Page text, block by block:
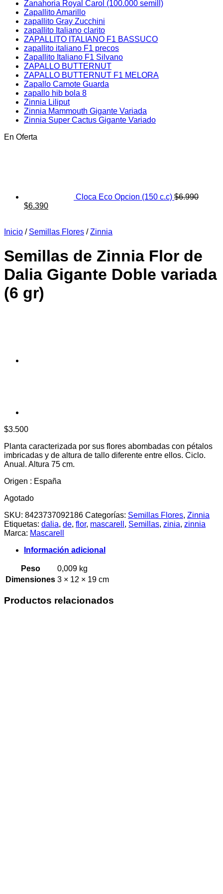
Zanahoria Royal Carol (100.000 semill)
Zapallito Amarillo
zapallito Gray Zucchini
zapallito Italiano clarito
ZAPALLITO ITALIANO F1 BASSUCO
zapallito italiano F1 precos
Zapallito Italiano F1 Silvano
ZAPALLO BUTTERNUT
ZAPALLO BUTTERNUT F1 MELORA
Zapallo Camote Guarda
zapallo hib bola 8
Zinnia Liliput
Zinnia Mammouth Gigante Variada
Zinnia Super Cactus Gigante Variado
En Oferta
Cloca Eco Opcion (150 c.c) $6.990
El
era:
$6.390El
es:
Inicio / Semillas Flores / Zinnia
Semillas de Zinnia Flor de
Dalia Gigante Doble variada
(6 gr)
$3.500
Planta caracterizada por sus flores abombadas con pétalos
imbricadas y de altura de tallo diferente entre ellos. Ciclo.
Anual. Altura 75 cm.
Origen : España
Agotado
SKU: 8423737092186 Categorías: Semillas Flores, Zinnia
Etiquetas: dalia, de, flor, mascarell , Semillas, zinia, zinnia
Marca: Mascarell
Información adicional
Peso
0,009 kg
Dimensiones 3 × 12 × 19 cm
Productos relacionados